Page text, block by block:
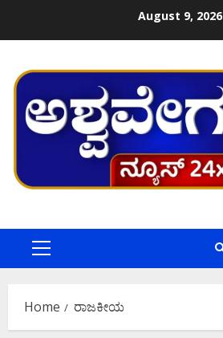
August 9, 2026
Primary
Home ರಾಜಕೀಯ